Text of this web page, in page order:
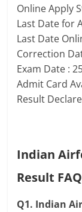
Online Apply
Last Date for
Last Date
Correction
Exam Date :
Admit Card
Result
Indian
Result FAQ
Q1. Indian